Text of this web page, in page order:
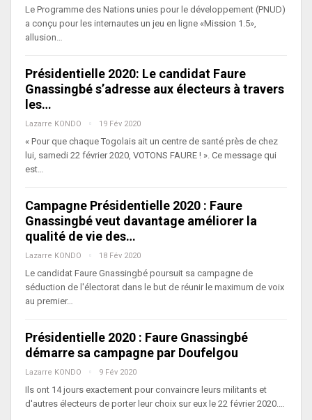
Le Programme des Nations unies pour le développement (PNUD)
a conçu pour les internautes un jeu en ligne «Mission 1.5»,
allusion…
Présidentielle 2020: Le candidat Faure
Gnassingbé s’adresse aux électeurs à travers
les…
Lazarre KONDO 19 Fév 2020
« Pour que chaque Togolais ait un centre de santé près de chez
lui, samedi 22 février 2020, VOTONS FAURE ! ». Ce message qui
est…
Campagne Présidentielle 2020 : Faure
Gnassingbé veut davantage améliorer la
qualité de vie des…
Lazarre KONDO 18 Fév 2020
Le candidat Faure Gnassingbé poursuit sa campagne de
séduction de l'électorat dans le but de réunir le maximum de voix
au premier…
Présidentielle 2020 : Faure Gnassingbé
démarre sa campagne par Doufelgou
Lazarre KONDO 9 Fév 2020
Ils ont 14 jours exactement pour convaincre leurs militants et
d'autres électeurs de porter leur choix sur eux le 22 février 2020.…